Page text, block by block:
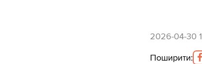
2026-04-30
Поширити: